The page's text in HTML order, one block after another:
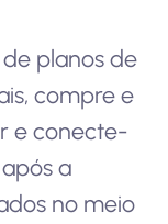
planos de
compre e
e conecte-
a
no meio